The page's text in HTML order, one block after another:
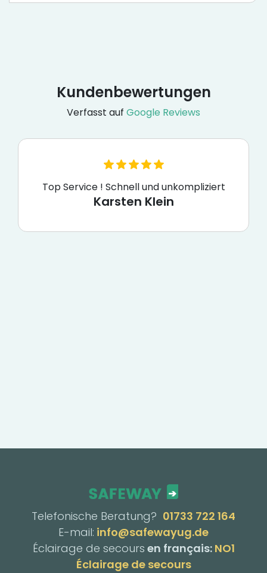
Kundenbewertungen
Verfasst auf Google Reviews
Top Service ! Schnell und unkompliziert
Karsten Klein
Telefonische Beratung? 01733 722 164
E-mail: info@safewayug.de
Éclairage de secours en français: NO1
Éclairage de secours